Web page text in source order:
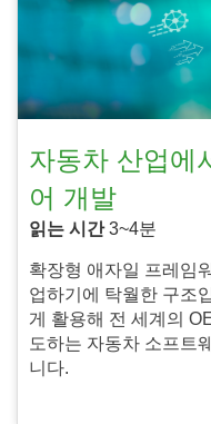
자동차 산업에
어 개발
읽는 시간3~4분
확장형 애자일 프레임
업하기에 탁월한 구조
게 활용해 전 세계의
도하는 자동차 소프트
니다.